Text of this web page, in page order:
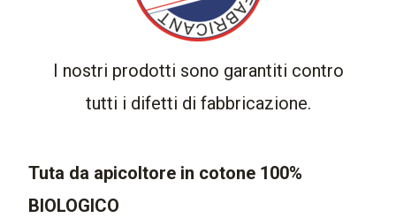
I nostri prodotti sono garantiti contro
tutti i difetti di fabbricazione.
Tuta da apicoltore in cotone 100%
BIOLOGICO